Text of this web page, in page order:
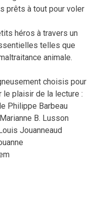
prêts à tout pour voler
héros à travers un
telles que
animale.
choisis pour
le plaisir de la lecture :
Philippe Barbeau
B. Lusson
Jouanneaud